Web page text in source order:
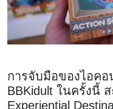
การจับมือของไอคอ
BBKidult ในครั้งนี้
Experiential